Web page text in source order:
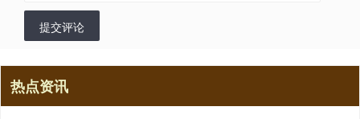
提交评论
热点资讯